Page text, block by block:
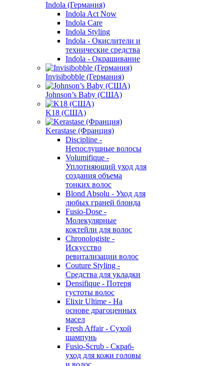
Indola (Германия)
Indola Act Now
Indola Care
Indola Styling
Indola - Окислители и
технические средства
Indola - Окрашивание
Invisibobble (Германия)
Johnson’s Baby (США)
K18 (США)
Kerastase (Франция)
Discipline -
Непослушные волосы
Volumifique -
Уплотняющий уход для
создания объема
тонких волос
Blond Absolu - Уход для
любых граней блонда
Fusio-Dose -
Молекулярные
коктейли для волос
Chronologiste -
Искусство
ревитализации волос
Couture Styling -
Средства для укладки
Densifique - Потеря
густоты волос
Elixir Ultime - На
основе драгоценных
масел
Fresh Affair - Сухой
шампунь
Fusio-Scrub - Скраб-
уход для кожи головы
и волос